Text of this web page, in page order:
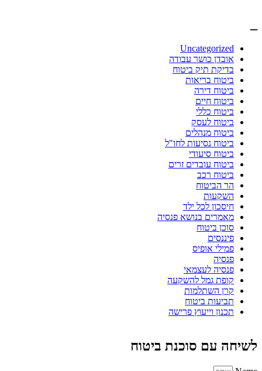
Uncategorized
אובדן כושר עבודה
בדיקת תיק ביטוח
ביטוח בריאות
ביטוח דירה
ביטוח חיים
ביטוח כללי
ביטוח לעסק
ביטוח מנהלים
ביטוח נסיעות לחו"ל
ביטוח סיעודי
ביטוח עובדים זרים
ביטוח רכב
הר הביטוח
השקעות
חיסכון לכל ילד
מאמרים בנושא פנסיה
סוכן ביטוח
פיננסים
פמילי אופיס
פנסיה
פנסיה לעצמאי
קופת גמל להשקעה
קרן השתלמות
תביעות ביטוח
תכנון וייעוץ פרישה
לשיחה עם סוכנת ביטוח